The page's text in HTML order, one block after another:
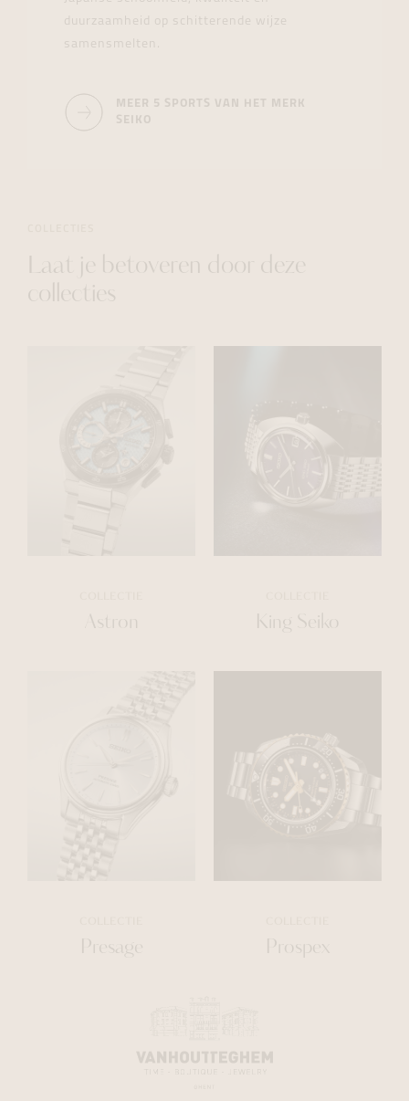
duurzaamheid op schitterende wijze
samensmelten.
MEER 5 SPORTS VAN HET MERK
SEIKO
Laat je betoveren door deze
collecties
Astron King Seiko
Presage Prospex